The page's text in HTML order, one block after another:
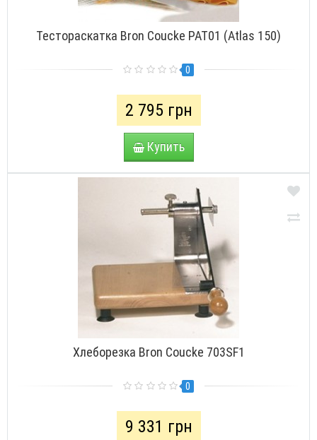
Тестораскатка Bron Coucke PAT01 (Atlas 150)
0
2 795 грн
Купить
Хлеборезка Bron Coucke 703SF1
0
9 331 грн